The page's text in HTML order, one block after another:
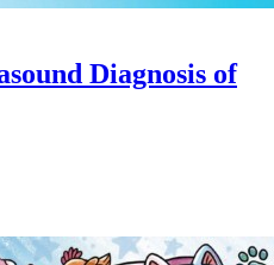
Diagnosis of